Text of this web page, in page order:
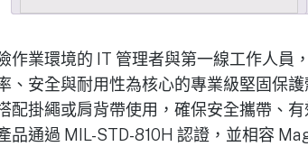
作業環境的 IT 管理者與第一線工作人員
、安全與耐用性為核心的專業級堅固保
配掛繩或肩背帶使用，確保安全攜帶、
品通過 MIL-STD-810H 認證，並相容